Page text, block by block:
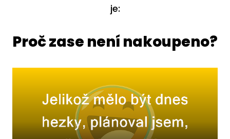
je:
Proč zase není nakoupeno?